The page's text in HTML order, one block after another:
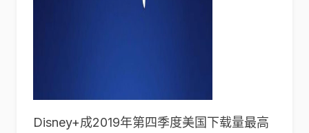
Disney+成2019年第四季度美国下载量最高